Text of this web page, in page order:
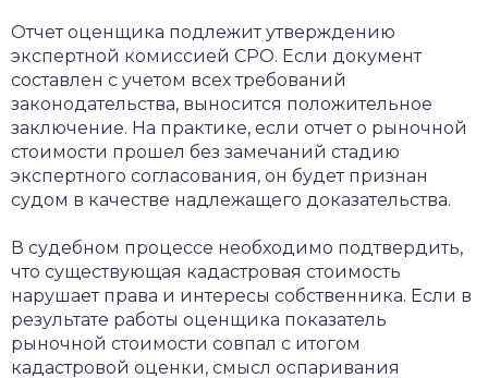
Отчет оценщика подлежит утверждению
экспертной комиссией СРО. Если документ
составлен с учетом всех требований
законодательства, выносится положительное
заключение. На практике, если отчет о рыночной
стоимости прошел без замечаний стадию
экспертного согласования, он будет признан
судом в качестве надлежащего доказательства.
В судебном процессе необходимо подтвердить,
что существующая кадастровая стоимость
нарушает права и интересы собственника. Если в
результате работы оценщика показатель
рыночной стоимости совпал с итогом
кадастровой оценки, смысл оспаривания